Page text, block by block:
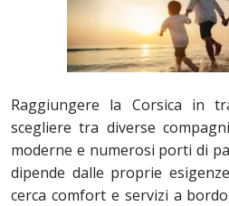
Raggiungere la Corsica in
scegliere tra diverse
moderne e numerosi porti di
dipende dalle proprie
cerca comfort e servizi a